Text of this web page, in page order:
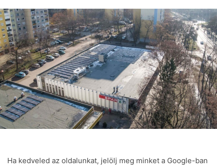
Ha kedveled az oldalunkat, jelölj meg minket a Google-ban